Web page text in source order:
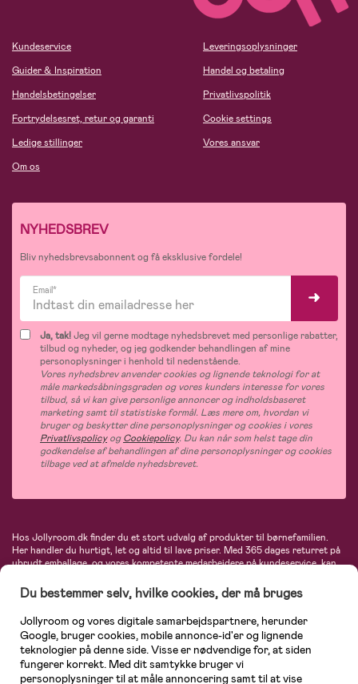
Kundeservice
Guider & Inspiration
Handelsbetingelser
Fortrydelsesret, retur og garanti
Ledige stillinger
Om os
Leveringsoplysninger
Handel og betaling
Privatlivspolitik
Cookie settings
Vores ansvar
NYHEDSBREV
Bliv nyhedsbrevsabonnent og få eksklusive fordele!
Email*
Ja, tak!Jeg vil gerne modtage nyhedsbrevet med personlige rabatter,
tilbud og nyheder, og jeg godkender behandlingen af mine
personoplysninger i henhold til nedenstående.
Vores nyhedsbrev anvender cookies og lignende teknologi for at
måle markedsåbningsgraden og vores kunders interesse for vores
tilbud, så vi kan give personlige annoncer og indholdsbaseret
marketing samt til statistiske formål. Læs mere om, hvordan vi
bruger og beskytter dine personoplysninger og cookies i vores
PrivatlivspolicyogCookiepolicy. Du kan når som helst tage din
godkendelse af behandlingen af dine personoplysninger og cookies
tilbage ved at afmelde nyhedsbrevet.
Hos Jollyroom.dk finder du et stort udvalg af produkter til børnefamilien.
Her handler du hurtigt, let og altid til lave priser. Med 365 dages returret på
ubrudt emballage, og vores kompetente medarbejdere på kundeservice, kan
barnevogne, autostole, børne- og babytøj, produkter til gravide og ammende
mødre, indretning og inspiration, legetøj, babyudstyr og meget mere. Vi
tilbyder produkter fra velkendte varemærker som Britax, Maxi-Cosi, Baby
Jogger, BabyBjörn, Didriksons, KidKraft, Ergobaby, Phillips Avent, Neonate,
Cybex, LEGO og mange flere. Kort sagt - et kæmpe sortiment venter på dig!
Du bestemmer selv, hvilke cookies, der må bruges
Jollyroom og vores digitale samarbejdspartnere, herunder
Google, bruger cookies, mobile annonce-id'er og lignende
teknologier på denne side. Visse er nødvendige for, at siden
fungerer korrekt. Med dit samtykke bruger vi
personoplysninger til at måle annoncering samt til at vise